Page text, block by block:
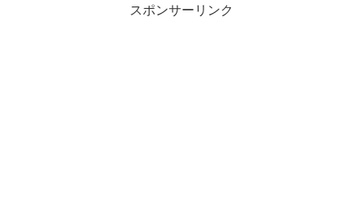
スポンサーリンク